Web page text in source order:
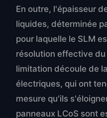
En outre, l'épaisseur
liquides, déterminée
pour laquelle le SLM
résolution effective
limitation découle de
électriques, qui ont
mesure qu'ils
panneaux LCoS sont